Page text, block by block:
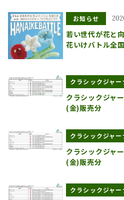
お知らせ
若い世代が花と
花いけバトル全
クラシックジャー
クラシックジャ
(金)販売分
クラシックジャー
クラシックジャ
(金)販売分
クラシックジャー